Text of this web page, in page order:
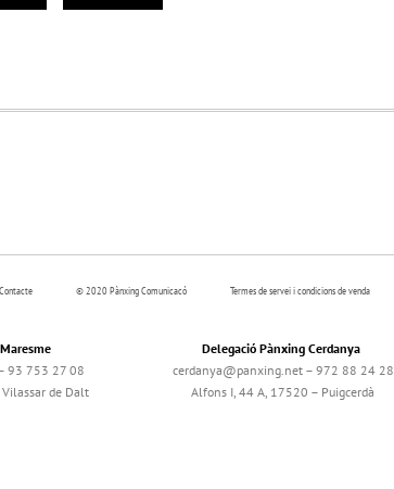
Contacte © 2020 Pànxing Comunicacó Termes de servei i condicions de venda
93 753 27 08
de Dalt
Delegació Pànxing Cerdanya
cerdanya@panxing.net – 972 88 24 28
Alfons I, 44 A, 17520 – Puigcerdà